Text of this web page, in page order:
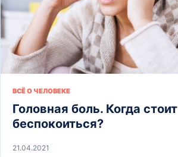
ВСЁ О ЧЕЛОВЕКЕ
Головная боль. Когда стоит
беспокоиться?
21.04.2021